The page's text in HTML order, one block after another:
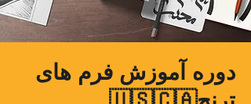
دوره آموزش فرم های